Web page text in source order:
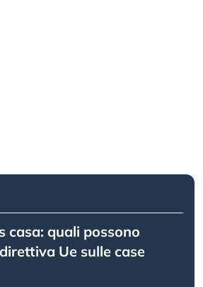
casa: quali possono
Ue sulle case